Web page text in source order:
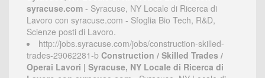
syracuse.com - Syracuse, NY Locale di Ricerca di
Lavoro con syracuse.com - Sfoglia Bio Tech, R&D,
Scienze posti di Lavoro.
http://jobs.syracuse.com/jobs/construction-skilled-
trades-29062281-b Construction / Skilled Trades /
Operai Lavori | Syracuse, NY Locale di Ricerca di